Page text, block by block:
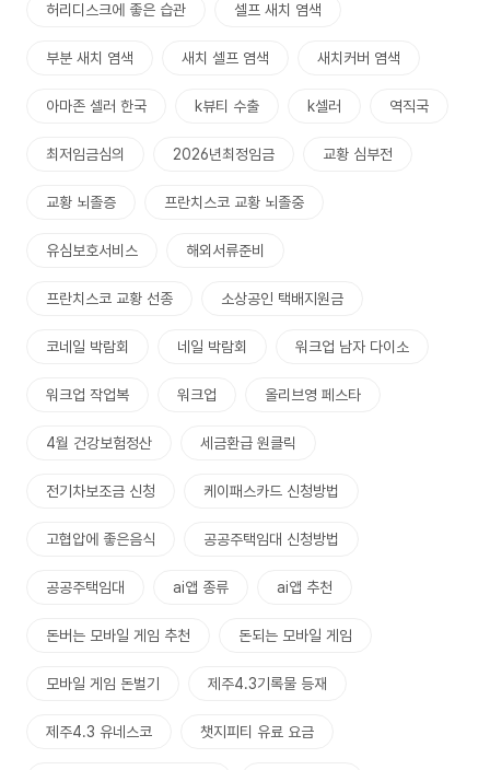
허리디스크에 좋은 습관 셀프 새치 염색
부분 새치 염색 새치 셀프 염색 새치커버 염색
아마존 셀러 한국 k뷰티 수출 k셀러 역직국
최저임금심의 2026년최정임금 교황 심부전
교황 뇌졸증 프란치스코 교황 뇌졸중
유심보호서비스 해외서류준비
프란치스코 교황 선종 소상공인 택배지원금
코네일 박람회 네일 박람회 워크업 남자 다이소
워크업 작업복 워크업 올리브영 페스타
4월 건강보험정산 세금환급 원클릭
전기차보조금 신청 케이패스카드 신청방법
고협압에 좋은음식 공공주택임대 신청방법
공공주택임대 ai앱 종류 ai앱 추천
돈버는 모바일 게임 추천 돈되는 모바일 게임
모바일 게임 돈벌기 제주4.3기록물 등재
제주4.3 유네스코 챗지피티 유료 요금